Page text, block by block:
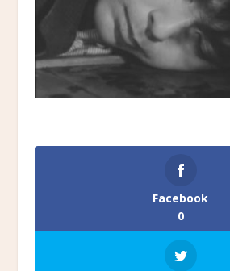
Facebook
0